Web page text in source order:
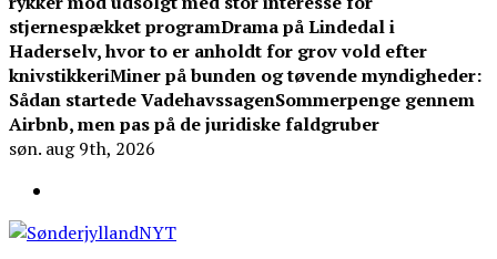
stjernespækket programDrama på Lindedal i
Haderselv, hvor to er anholdt for grov vold efter
knivstikkeriMiner på bunden og tøvende myndigheder:
Sådan startede VadehavssagenSommerpenge gennem
Airbnb, men pas på de juridiske faldgruber
søn. aug 9th, 2026